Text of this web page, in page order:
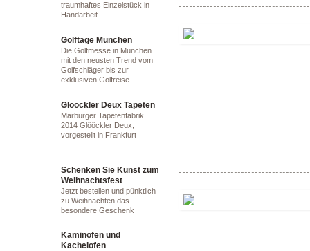
traumhaftes Einzelstück in
Handarbeit.
Golftage München
Die Golfmesse in München
mit den neusten Trend vom
Golfschläger bis zur
exklusiven Golfreise.
Glööckler Deux Tapeten
Marburger Tapetenfabrik
2014 Glööckler Deux,
vorgestellt in Frankfurt
Schenken Sie Kunst zum
Weihnachtsfest
Jetzt bestellen und pünktlich
zu Weihnachten das
besondere Geschenk
Kaminofen und
Kachelofen